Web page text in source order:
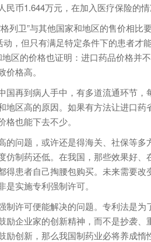
币1.644万元，在加入医疗保险的情
卫”与其他国家和地区的售价相比
动，但只有满足特定条件下的患者才
区的价格也证明：进口药品价格并
格高。
再到病人手中，有多道流通环节，
地区高的原因。如果有方法让进口药
也能下去不少。
问题，或许还是得海关、社保等多
仿制药还低。在我国，那些效果好、
得患者自己掏腰包购买。未来需要改
实施专利强制许可。
许可便能解决的问题。专利法是为
励企业家的创新精神，而不是抄袭、
励创新，那么我国制药业必将养成惰